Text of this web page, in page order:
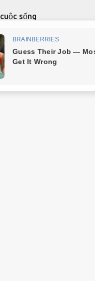
Chuyển đến nội dung chính
sống